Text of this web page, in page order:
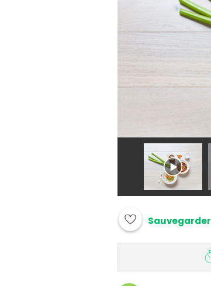
Sauvegarder